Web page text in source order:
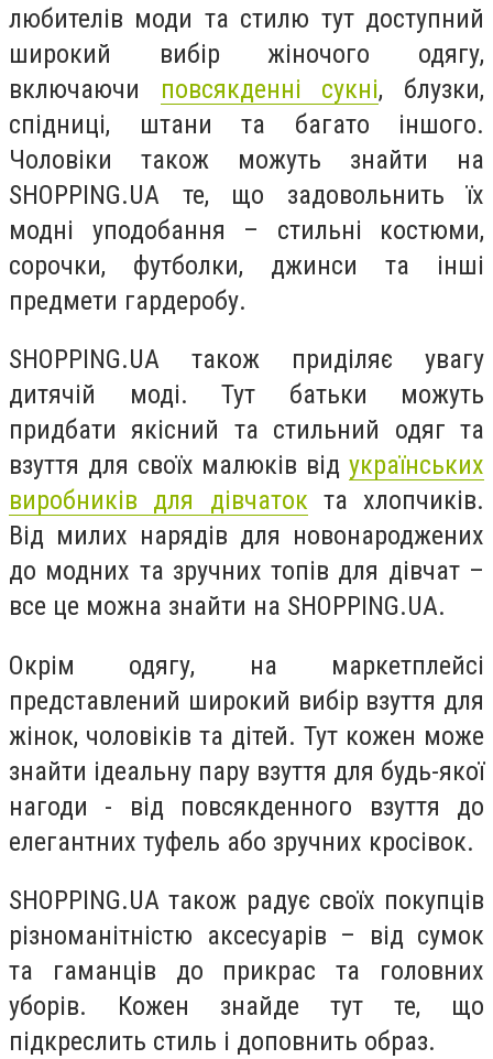
любителів моди та стилю тут доступний
широкий вибір жіночого одягу,
включаючи повсякденні сукні, блузки,
спідниці, штани та багато іншого.
Чоловіки також можуть знайти на
SHOPPING.UA те, що задовольнить їх
модні уподобання – стильні костюми,
сорочки, футболки, джинси та інші
предмети гардеробу.
SHOPPING.UA також приділяє увагу
дитячій моді. Тут батьки можуть
придбати якісний та стильний одяг та
взуття для своїх малюків відукраїнських
виробників для дівчаток та хлопчиків.
Від милих нарядів для новонароджених
до модних та зручнихтопів для дівчат–
все це можна знайти на SHOPPING.UA.
Окрім одягу, на маркетплейсі
представлений широкий вибір взуття для
жінок, чоловіків та дітей. Тут кожен може
знайти ідеальну пару взуття для будь-якої
нагоди - від повсякденного взуття до
елегантних туфель або зручних кросівок.
SHOPPING.UA також радує своїх покупців
різноманітністю аксесуарів – від сумок
та гаманців до прикрас та головних
уборів. Кожен знайде тут те, що
підкреслить стиль і доповнить образ.